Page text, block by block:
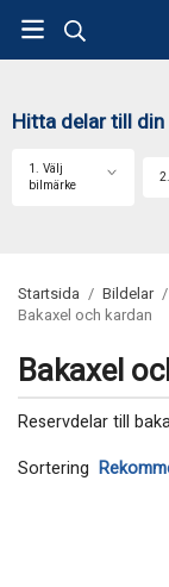
Hitta delar till din
1. Välj
bilmärke
Startsida / Bildelar /
Bakaxel och kardan
Bakaxel
Reservdelar till
Sortering